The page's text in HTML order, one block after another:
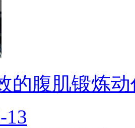
的腹肌锻炼动
13